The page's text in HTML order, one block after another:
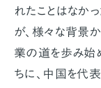
れたことはなか
が、様々な背景
業の道を歩み始
ちに、中国を代表